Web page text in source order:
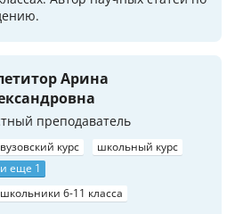
Арина
преподаватель
вузовский курс
школьный курс
и еще 1
школьники 6-11 класса